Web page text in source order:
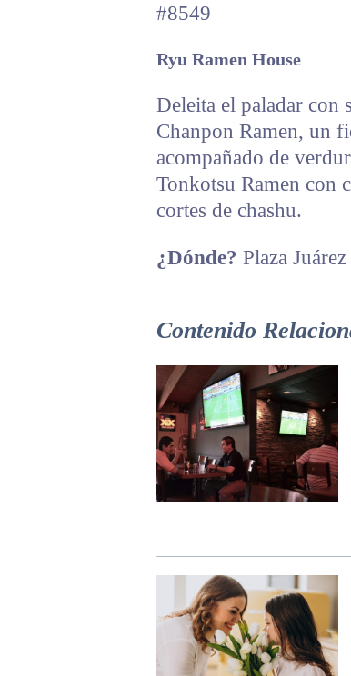
#8549
Ryu Ramen House
Deleita el paladar con
Chanpon Ramen, un
acompañado de
Tonkotsu Ramen con
cortes de chashu.
¿Dónde? Plaza
Contenido